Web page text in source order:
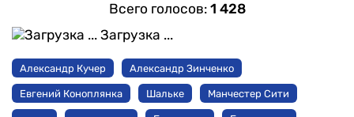
Всего голосов: 1 428
Загрузка ...
Александр Кучер Александр Зинченко
Евгений Коноплянка Шальке Манчестер Сити